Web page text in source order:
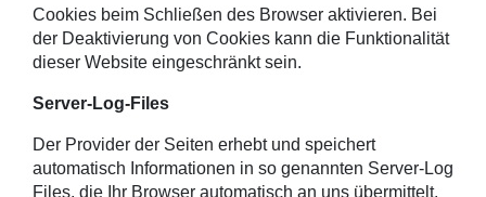
Cookies beim Schließen des Browser aktivieren. Bei
der Deaktivierung von Cookies kann die Funktionalität
dieser Website eingeschränkt sein.
Server-Log-Files
Der Provider der Seiten erhebt und speichert
automatisch Informationen in so genannten Server-Log
Files, die Ihr Browser automatisch an uns übermittelt.